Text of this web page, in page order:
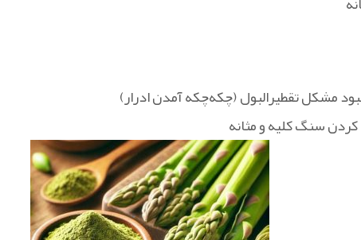
مشکل تقطیرالبول (چکه‌چکه آمدن ادرار)
سنگ کلیه و مثانه